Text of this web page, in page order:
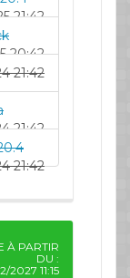
21:42
20:42
21:42
21:42
21:42
À PARTIR
DU :
2027 11:15